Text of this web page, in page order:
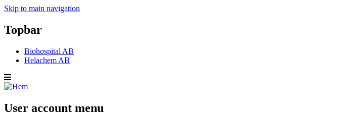
Skip to main navigation
Topbar
Biohospital AB
Helachem AB
User account menu